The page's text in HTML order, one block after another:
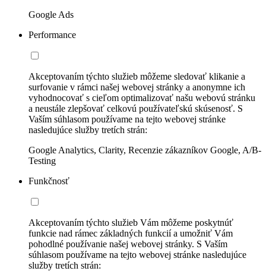
Google Ads
Performance
Akceptovaním týchto služieb môžeme sledovať klikanie a
surfovanie v rámci našej webovej stránky a anonymne ich
vyhodnocovať s cieľom optimalizovať našu webovú stránku
a neustále zlepšovať celkovú používateľskú skúsenosť. S
Vaším súhlasom používame na tejto webovej stránke
nasledujúce služby tretích strán:
Google Analytics, Clarity, Recenzie zákazníkov Google, A/B-
Testing
Funkčnosť
Akceptovaním týchto služieb Vám môžeme poskytnúť
funkcie nad rámec základných funkcií a umožniť Vám
pohodlné používanie našej webovej stránky. S Vaším
súhlasom používame na tejto webovej stránke nasledujúce
služby tretích strán: